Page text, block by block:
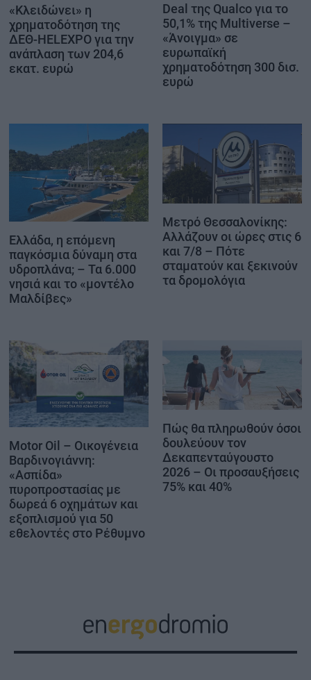
«Κλειδώνει» η
χρηματοδότηση της
ΔΕΘ-HELEXPO για την
ανάπλαση των 204,6
εκατ. ευρώ
Deal της Qualco για το
50,1% της Multiverse –
«Άνοιγμα» σε
ευρωπαϊκή
χρηματοδότηση 300 δισ.
ευρώ
Ελλάδα, η επόμενη
παγκόσμια δύναμη στα
υδροπλάνα; – Τα 6.000
νησιά και το «μοντέλο
Μαλδίβες»
Μετρό Θεσσαλονίκης:
Αλλάζουν οι ώρες στις 6
και 7/8 – Πότε
σταματούν και ξεκινούν
τα δρομολόγια
Motor Oil – Οικογένεια
Βαρδινογιάννη:
«Ασπίδα»
πυροπροστασίας με
δωρεά 6 οχημάτων και
εξοπλισμού για 50
εθελοντές στο Ρέθυμνο
Πώς θα πληρωθούν όσοι
δουλεύουν τον
Δεκαπενταύγουστο
2026 – Οι προσαυξήσεις
75% και 40%